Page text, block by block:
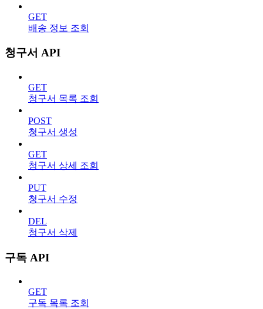
GET
배송 정보 조회
청구서 API
GET
청구서 목록 조회
POST
청구서 생성
GET
청구서 상세 조회
PUT
청구서 수정
DEL
청구서 삭제
구독 API
GET
구독 목록 조회